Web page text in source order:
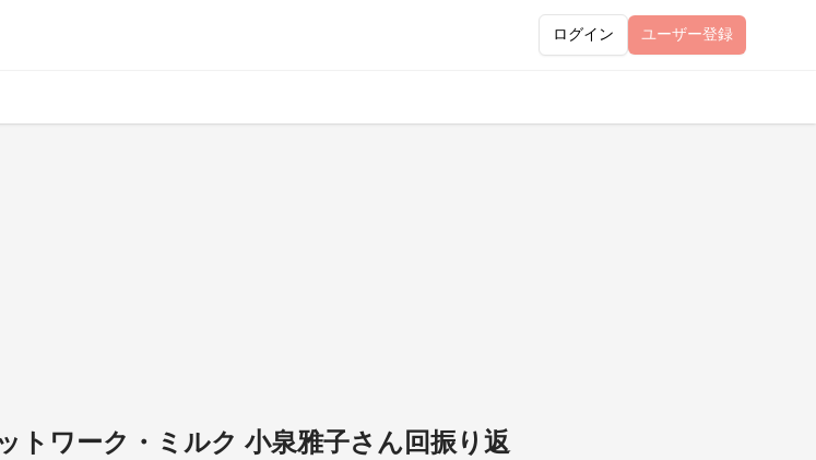
ログイン ユーザー登録
トワーク・ミルク 小泉雅子さん回振り返